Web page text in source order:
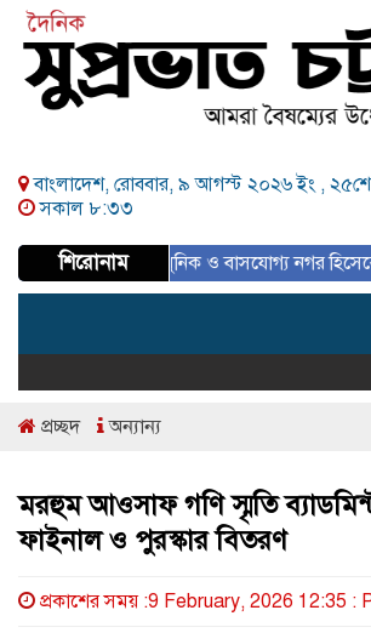
বাংলাদেশ, রোববার, ৯ আগস্ট ২০২৬ ইং , ২৫শে
সকাল ৮:৩৩
শিরোনাম
আধুনিক ও বাসযোগ্য নগর হিসেবে গড়ে
প্রচ্ছদ অন্যান্য
মরহুম আওসাফ গণি স্মৃতি
ফাইনাল ও পুরস্কার বিতরণ
প্রকাশের সময় :9 February, 2026 12:35 :